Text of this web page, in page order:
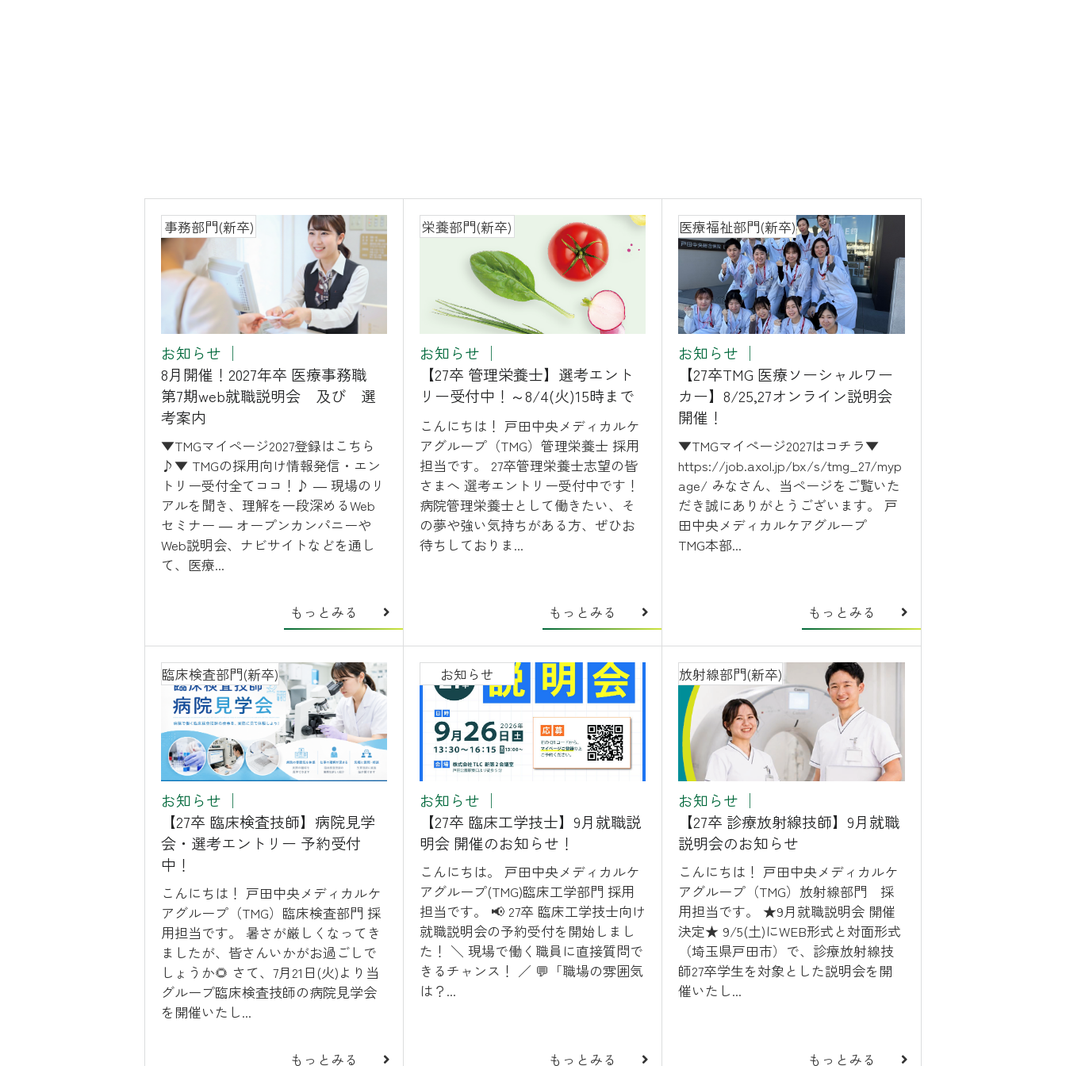
事務部門(新卒)
お知らせ │
8月開催！2027年卒 医療事務職
第7期web就職説明会 及び 選
考案内
▼TMGマイページ2027登録はこちら
♪▼ TMGの採用向け情報発信・エン
トリー受付全てココ！♪ ― 現場のリ
アルを聞き、理解を一段深めるWeb
セミナー ― オープンカンパニーや
Web説明会、ナビサイトなどを通し
て、医療...
もっとみる
栄養部門(新卒)
お知らせ │
【27卒 管理栄養士】選考エント
リー受付中！～8/4(火)15時まで
こんにちは！ 戸田中央メディカルケ
アグループ（TMG）管理栄養士 採用
担当です。 27卒管理栄養士志望の皆
さまへ 選考エントリー受付中です！
病院管理栄養士として働きたい、そ
の夢や強い気持ちがある方、ぜひお
待ちしておりま...
もっとみる
医療福祉部門(新卒)
お知らせ │
【27卒TMG 医療ソーシャルワー
カー】8/25,27オンライン説明会
開催！
▼TMGマイぺージ2027はコチラ▼
https://job.axol.jp/bx/s/tmg_27/myp
age/ みなさん、当ページをご覧いた
だき誠にありがとうございます。 戸
田中央メディカルケアグループ
TMG本部...
もっとみる
臨床検査部門(新卒)
お知らせ │
【27卒 臨床検査技師】病院見学
会・選考エントリー 予約受付
中！
こんにちは！ 戸田中央メディカルケ
アグループ（TMG）臨床検査部門 採
用担当です。 暑さが厳しくなってき
ましたが、皆さんいかがお過ごしで
しょうか🌻 さて、7月21日(火)より当
グループ臨床検査技師の病院見学会
を開催いたし...
もっとみる
お知らせ
お知らせ │
【27卒 臨床工学技士】9月就職説
明会 開催のお知らせ！
こんにちは。 戸田中央メディカルケ
アグループ(TMG)臨床工学部門 採用
担当です。 📢 27卒 臨床工学技士向け
就職説明会の予約受付を開始しまし
た！ ＼ 現場で働く職員に直接質問で
きるチャンス！ ／ 💬「職場の雰囲気
は？...
もっとみる
放射線部門(新卒)
お知らせ │
【27卒 診療放射線技師】9月就職
説明会のお知らせ
こんにちは！ 戸田中央メディカルケ
アグループ（TMG）放射線部門 採
用担当です。 ★9月就職説明会 開催
決定★ 9/5(土)にWEB形式と対面形式
（埼玉県戸田市）で、診療放射線技
師27卒学生を対象とした説明会を開
催いたし...
もっとみる